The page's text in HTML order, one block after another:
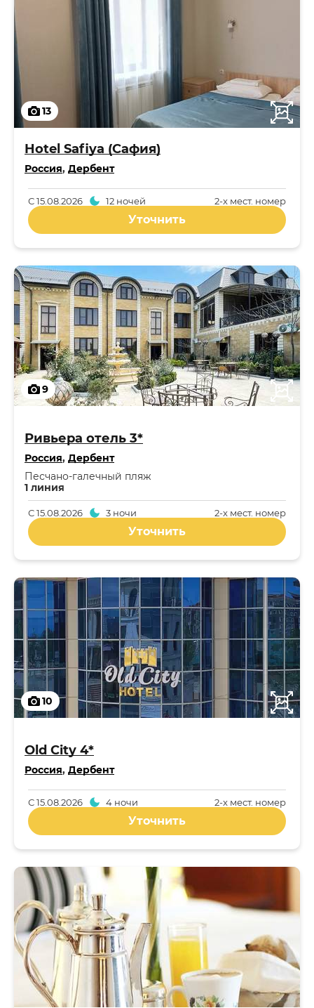
13
Hotel Safiya (Сафия)
Россия, Дербент
2-x мест. номер
С15.08.2026 12 ночей
Уточнить
9
Ривьера отель 3*
Россия, Дербент
1 линия
Песчано-галечный пляж
2-x мест. номер
С15.08.2026 3 ночи
Уточнить
10
Old City 4*
Россия, Дербент
2-x мест. номер
С15.08.2026 4 ночи
Уточнить